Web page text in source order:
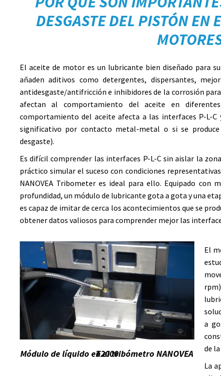
DESGASTE DEL PISTÓN EN
El aceite de motor es un lubricante bien diseñado para
añaden aditivos como detergentes, dispersantes,
antidesgaste/antifricción e inhibidores de la corrosión
afectan al comportamiento del aceite en
comportamiento del aceite afecta a las interfaces P-L-C
significativo por contacto metal-metal o si se
desgaste).
Es difícil comprender las interfaces P-L-C sin aislar la
práctico simular el suceso con condiciones
NANOVEA Tribometer es ideal para ello. Equipado con
profundidad, un módulo de lubricante gota a gota y una
es capaz de imitar de cerca los acontecimientos que se
obtener datos valiosos para comprender mejor las
Módulo de líquido en el tribómetro NANOVEA T2000
El
a
de
La